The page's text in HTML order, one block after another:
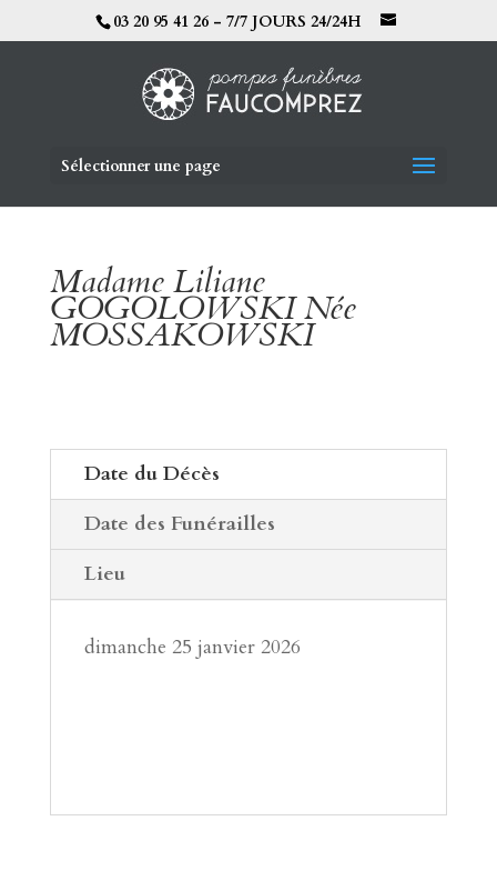
03 20 95 41 26 - 7/7 JOURS 24/24H
Sélectionner une page
Madame Liliane
GOGOLOWSKI Née
MOSSAKOWSKI
Date du Décès
Date des Funérailles
Lieu
dimanche 25 janvier 2026